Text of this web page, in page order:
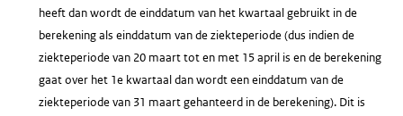
heeft dan wordt de einddatum van het kwartaal gebruikt in de
berekening als einddatum van de ziekteperiode (dus indien de
ziekteperiode van 20 maart tot en met 15 april is en de berekening
gaat over het 1e kwartaal dan wordt een einddatum van de
ziekteperiode van 31 maart gehanteerd in de berekening). Dit is